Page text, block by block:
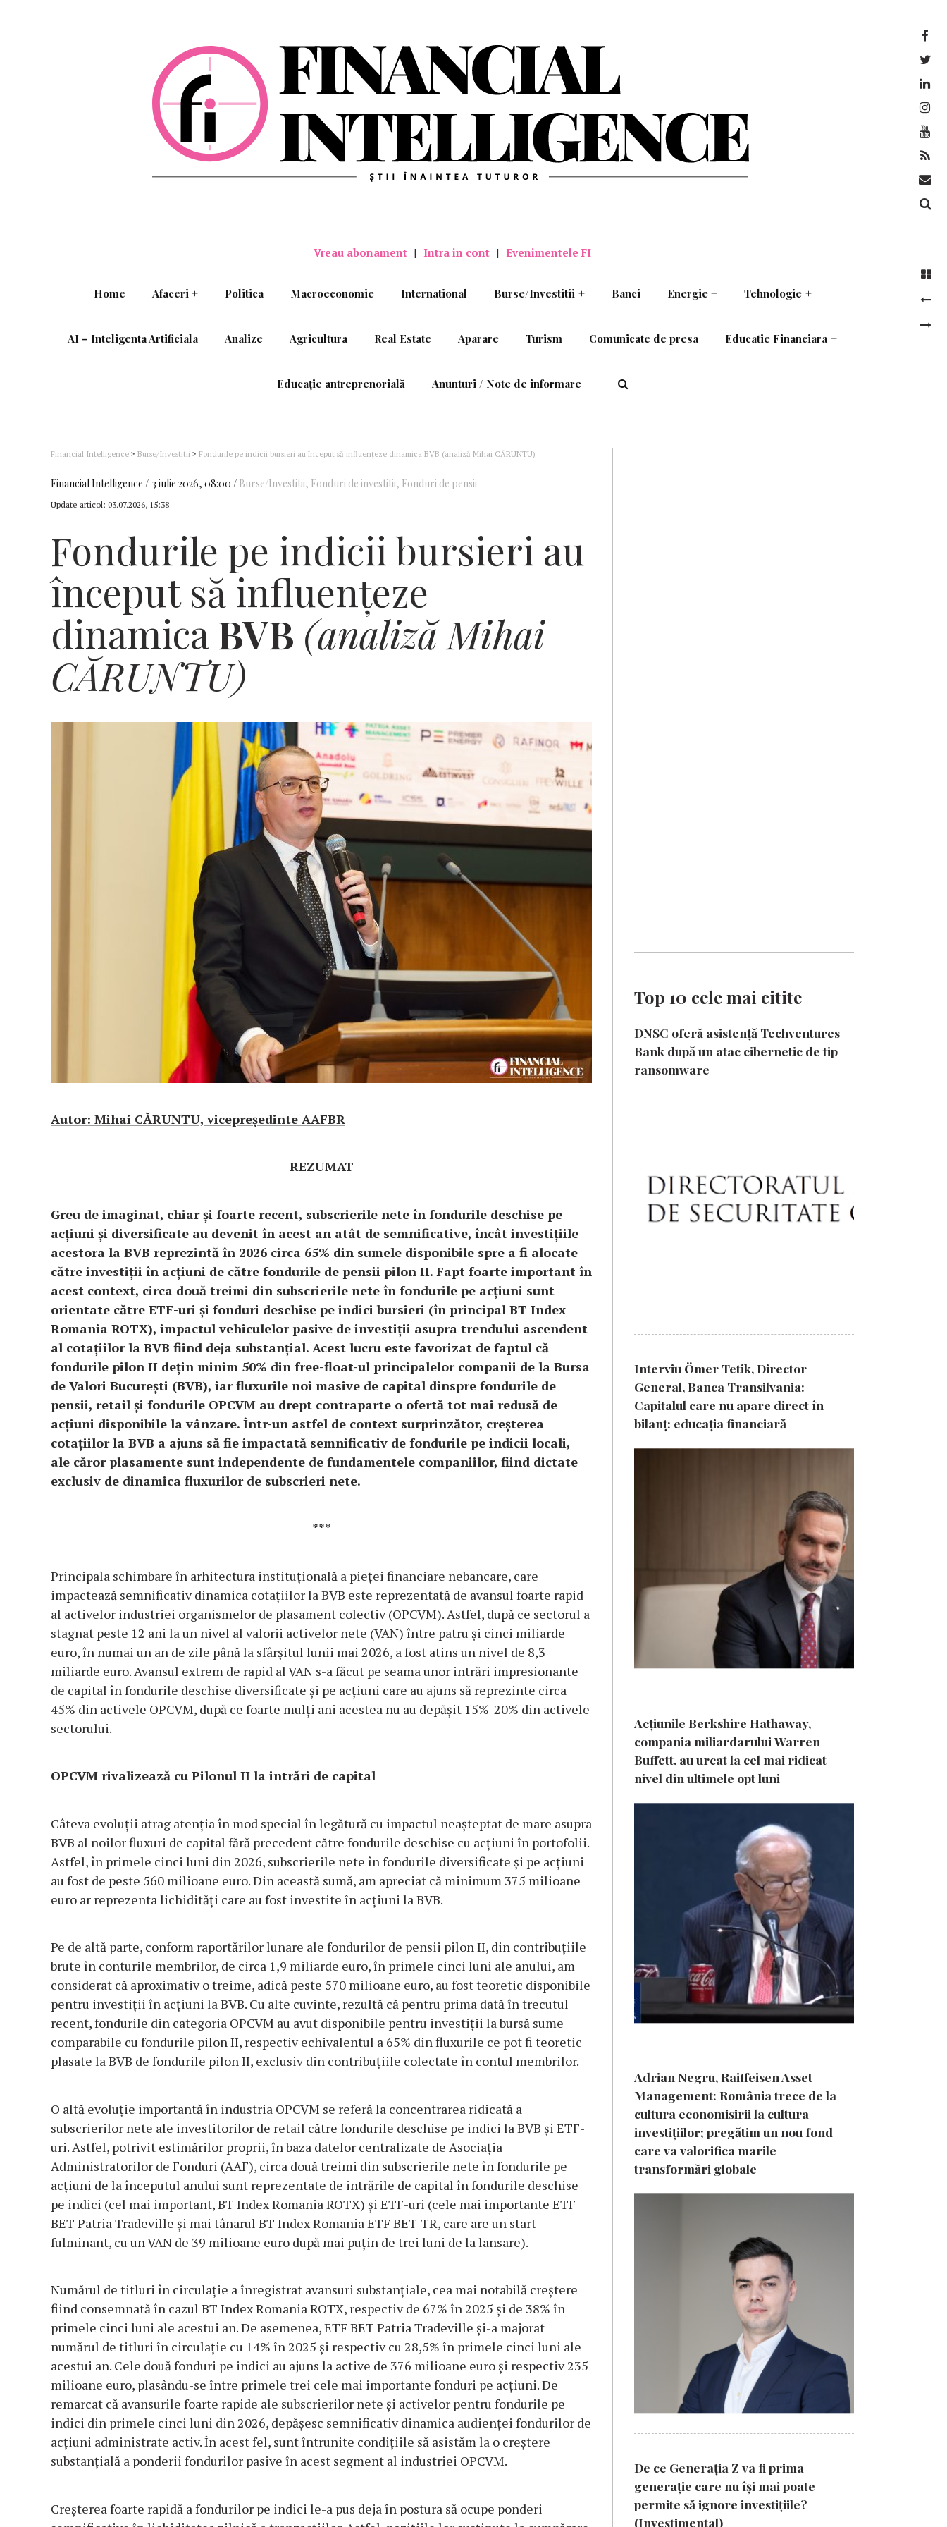
Vreau abonament | Intra in cont | Evenimentele FI
Home Afaceri + Politica Macroeconomie International Burse/Investitii + Banci Energie + Tehnologie +
AI – Inteligenta Artificiala Analize Agricultura Real Estate Aparare Turism Comunicate de presa Educatie Financiara +
Educație antreprenorială Anunturi / Note de informare +
Financial Intelligence > Burse/Investitii > Fondurile pe indicii bursieri au început să influențeze dinamica BVB (analiză Mihai CĂRUNTU)
Financial Intelligence 3 iulie 2026, 08:00 Burse/Investitii, Fonduri de investitii, Fonduri de pensii
Update articol: 03.07.2026, 15:38
Fondurile pe indicii bursieri au
început să influențeze
dinamicaBVB (analiză Mihai
CĂRUNTU)
Autor: Mihai CĂRUNTU, vicepreședinte AAFBR
REZUMAT
Greu de imaginat, chiar și foarte recent, subscrierile nete în fondurile deschise pe
acțiuni și diversificate au devenit în acest an atât de semnificative, încât investițiile
acestora la BVB reprezintă în 2026 circa 65% din sumele disponibile spre a fi alocate
către investiții în acțiuni de către fondurile de pensii pilon II. Fapt foarte important în
acest context, circa două treimi din subscrierile nete în fondurile pe acțiuni sunt
orientate către ETF-uri și fonduri deschise pe indici bursieri (în principal BT Index
Romania ROTX), impactul vehiculelor pasive de investiții asupra trendului ascendent
al cotațiilor la BVB fiind deja substanțial. Acest lucru este favorizat de faptul că
fondurile pilon II dețin minim 50% din free-float-ul principalelor companii de la Bursa
de Valori București (BVB), iar fluxurile noi masive de capital dinspre fondurile de
pensii, retail și fondurile OPCVM au drept contraparte o ofertă tot mai redusă de
acțiuni disponibile la vânzare. Într-un astfel de context surprinzător, creșterea
cotațiilor la BVB a ajuns să fie impactată semnificativ de fondurile pe indicii locali,
ale căror plasamente sunt independente de fundamentele companiilor, fiind dictate
exclusiv de dinamica fluxurilor de subscrieri nete.
***
Principala schimbare în arhitectura instituțională a pieței financiare nebancare, care
impactează semnificativ dinamica cotațiilor la BVB este reprezentată de avansul foarte rapid
al activelor industriei organismelor de plasament colectiv (OPCVM). Astfel, după ce sectorul a
stagnat peste 12 ani la un nivel al valorii activelor nete (VAN) între patru și cinci miliarde
euro, în numai un an de zile până la sfârșitul lunii mai 2026, a fost atins un nivel de 8,3
miliarde euro. Avansul extrem de rapid al VAN s-a făcut pe seama unor intrări impresionante
de capital în fondurile deschise diversificate și pe acțiuni care au ajuns să reprezinte circa
45% din activele OPCVM, după ce foarte mulți ani acestea nu au depășit 15%-20% din activele
sectorului.
OPCVM rivalizează cu Pilonul II la intrări de capital
Câteva evoluții atrag atenția în mod special în legătură cu impactul neașteptat de mare asupra
BVB al noilor fluxuri de capital fără precedent către fondurile deschise cu acțiuni în portofolii.
Astfel, în primele cinci luni din 2026, subscrierile nete în fondurile diversificate și pe acțiuni
au fost de peste 560 milioane euro. Din această sumă, am apreciat că minimum 375 milioane
euro ar reprezenta lichidități care au fost investite în acțiuni la BVB.
Pe de altă parte, conform raportărilor lunare ale fondurilor de pensii pilon II, din contribuțiile
brute în conturile membrilor, de circa 1,9 miliarde euro, în primele cinci luni ale anului, am
considerat că aproximativ o treime, adică peste 570 milioane euro, au fost teoretic disponibile
pentru investiții în acțiuni la BVB. Cu alte cuvinte, rezultă că pentru prima dată în trecutul
recent, fondurile din categoria OPCVM au avut disponibile pentru investiții la bursă sume
comparabile cu fondurile pilon II, respectiv echivalentul a 65% din fluxurile ce pot fi teoretic
plasate la BVB de fondurile pilon II, exclusiv din contribuțiile colectate în contul membrilor.
O altă evoluție importantă în industria OPCVM se referă la concentrarea ridicată a
subscrierilor nete ale investitorilor de retail către fondurile deschise pe indici la BVB și ETF-
uri. Astfel, potrivit estimărilor proprii, în baza datelor centralizate de Asociația
Administratorilor de Fonduri (AAF), circa două treimi din subscrierile nete în fondurile pe
acțiuni de la începutul anului sunt reprezentate de intrările de capital în fondurile deschise
pe indici (cel mai important, BT Index Romania ROTX) și ETF-uri (cele mai importante ETF
BET Patria Tradeville și mai tânarul BT Index Romania ETF BET-TR, care are un start
fulminant, cu un VAN de 39 milioane euro după mai puțin de trei luni de la lansare).
Numărul de titluri în circulație a înregistrat avansuri substanțiale, cea mai notabilă creștere
fiind consemnată în cazul BT Index Romania ROTX, respectiv de 67% în 2025 și de 38% în
primele cinci luni ale acestui an. De asemenea, ETF BET Patria Tradeville și-a majorat
numărul de titluri în circulație cu 14% în 2025 și respectiv cu 28,5% în primele cinci luni ale
acestui an. Cele două fonduri pe indici au ajuns la active de 376 milioane euro și respectiv 235
milioane euro, plasându-se între primele trei cele mai importante fonduri pe acțiuni. De
remarcat că avansurile foarte rapide ale subscrierilor nete și activelor pentru fondurile pe
indici din primele cinci luni din 2026, depășesc semnificativ dinamica audienței fondurilor de
acțiuni administrate activ. În acest fel, sunt întrunite condițiile să asistăm la o creștere
substanțială a ponderii fondurilor pasive în acest segment al industriei OPCVM.
Creșterea foarte rapidă a fondurilor pe indici le-a pus deja în postura să ocupe ponderi
Top 10 cele mai citite
DNSC oferă asistență Techventures
Bank după un atac cibernetic de tip
ransomware
Interviu Ömer Tetik, Director
General, Banca Transilvania:
Capitalul care nu apare direct în
bilanț: educația financiară
Acțiunile Berkshire Hathaway,
compania miliardarului Warren
Buffett, au urcat la cel mai ridicat
nivel din ultimele opt luni
Adrian Negru, Raiffeisen Asset
Management: România trece de la
cultura economisirii la cultura
investițiilor; pregătim un nou fond
care va valorifica marile
transformări globale
De ce Generația Z va fi prima
generație care nu își mai poate
permite să ignore investițiile?
(Investimental)